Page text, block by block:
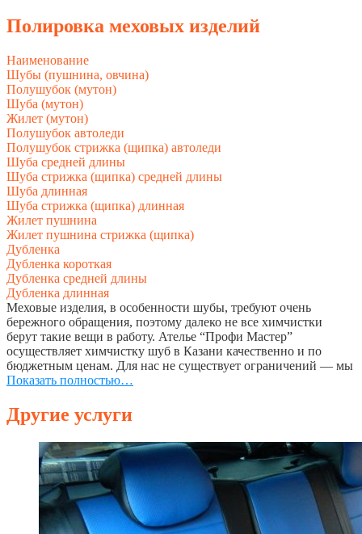
Полировка меховых изделий
Наименование
Шубы (пушнина, овчина)
Полушубок (мутон)
Шуба (мутон)
Жилет (мутон)
Полушубок автоледи
Полушубок стрижка (щипка) автоледи
Шуба средней длины
Шуба стрижка (щипка) средней длины
Шуба длинная
Шуба стрижка (щипка) длинная
Жилет пушнина
Жилет пушнина стрижка (щипка)
Дубленка
Дубленка короткая
Дубленка средней длины
Дубленка длинная
Меховые изделия, в особенности шубы, требуют очень
бережного обращения, поэтому далеко не все химчистки
берут такие вещи в работу. Ателье “Профи Мастер”
осуществляет химчистку шуб в Казани качественно и по
бюджетным ценам. Для нас не существует ограничений — мы
беремся за работу любой сложности.
Услуги химчистки шуб
В наших химчистках в Казани можно осуществить химчистку
шуб и прочих вещей по следующим расценкам:
мутон — от 910 руб.
другой мех — от 1410 руб.
шапка/воротник/манжеты — от 200 руб.
Показать полностью…
Другие услуги